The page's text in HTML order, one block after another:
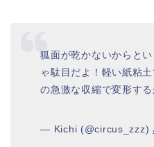
狐面が乾かないからと
ゃ駄目だよ！軽い紙粘
の急激な収縮で変形する
— Kichi (@circus_zzz)